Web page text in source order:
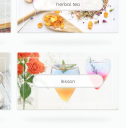
herbal tea
lesson